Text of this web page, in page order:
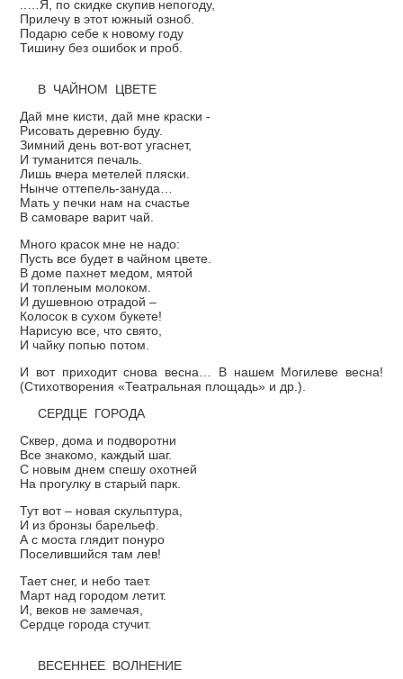
..…Я, по скидке скупив непогоду,
Прилечу в этот южный озноб.
Подарю себе к новому году
Тишину без ошибок и проб.
В ЧАЙНОМ ЦВЕТЕ
Дай мне кисти, дай мне краски -
Рисовать деревню буду.
Зимний день вот-вот угаснет,
И туманится печаль.
Лишь вчера метелей пляски.
Нынче оттепель-зануда…
Мать у печки нам на счастье
В самоваре варит чай.
Много красок мне не надо:
Пусть все будет в чайном цвете.
В доме пахнет медом, мятой
И топленым молоком.
И душевною отрадой –
Колосок в сухом букете!
Нарисую все, что свято,
И чайку попью потом.
И вот приходит снова весна… В нашем Могилеве весна!
(Стихотворения «Театральная площадь» и др.).
СЕРДЦЕ ГОРОДА
Сквер, дома и подворотни
Все знакомо, каждый шаг.
С новым днем спешу охотней
На прогулку в старый парк.
Тут вот – новая скульптура,
И из бронзы барельеф.
А с моста глядит понуро
Поселившийся там лев!
Тает снег, и небо тает.
Март над городом летит.
И, веков не замечая,
Сердце города стучит.
ВЕСЕННЕЕ ВОЛНЕНИЕ